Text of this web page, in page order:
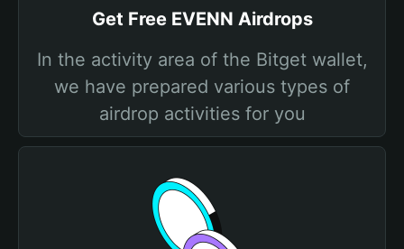
Get Free EVENN Airdrops
In the activity area of the Bitget wallet,
we have prepared various types of
airdrop activities for you